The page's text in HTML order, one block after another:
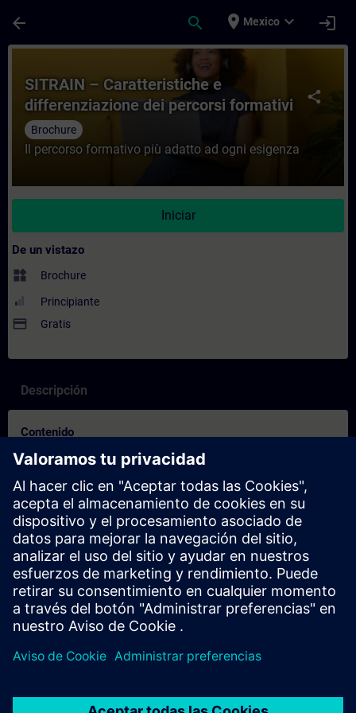
arrow_back search place Mexico expand_more login
Curso - SITRAIN – Caratteristiche e
share
SITRAIN – Caratteristiche e
differenziazione dei percorsi formativi
Brochure
Il percorso formativo più adatto ad ogni esigenza
Iniciar
De un vistazo
widgets Brochure
Principiante
payment Gratis
Descripción
Contenido
SITRAIN – Caratteristiche e differenziazione dei percorsi